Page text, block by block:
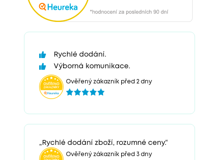
Rychlé dodání.
Výborná komunikace.
Ověřený zákazník před 2 dny
„Rychlé dodání zboží, rozumné ceny.“
Ověřený zákazník před 3 dny